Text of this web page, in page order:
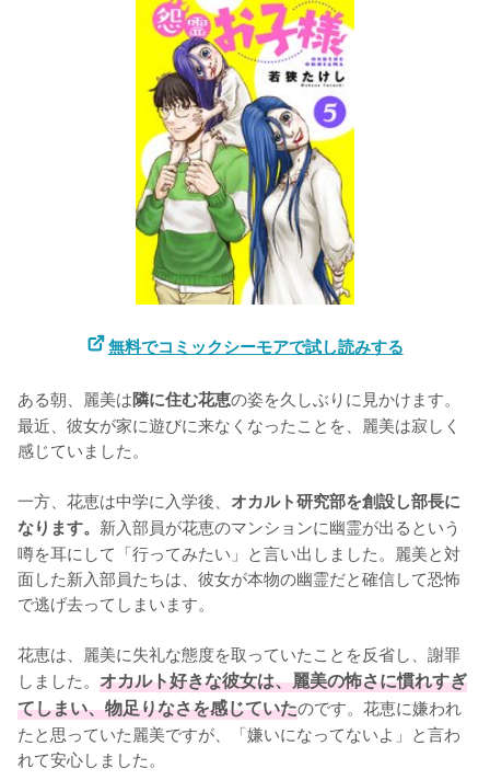
無料でコミックシーモアで試し読みする
ある朝、麗美は隣に住む花恵の姿を久しぶりに見かけます。
最近、彼女が家に遊びに来なくなったことを、麗美は寂しく
感じていました。
一方、花恵は中学に入学後、 オカルト研究部を創設し部長に
なります。 新入部員が花恵のマンションに幽霊が出るという
噂を耳にして「行ってみたい」と言い出しました。麗美と対
面した新入部員たちは、彼女が本物の幽霊だと確信して恐怖
で逃げ去ってしまいます。
花恵は、麗美に失礼な態度を取っていたことを反省し、謝罪
しました。 オカルト好きな彼女は、麗美の怖さに慣れすぎ
てしまい、物足りなさを感じていたのです。花恵に嫌われ
たと思っていた麗美ですが、「嫌いになってないよ」と言わ
れて安心しました。